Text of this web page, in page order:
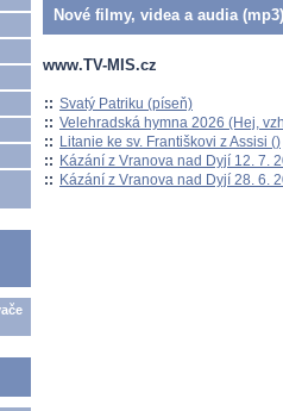
Nové filmy, videa a audia
www.TV-MIS.cz
:: Svatý Patriku (píseň)
:: Velehradská hymna 2026 (Hej,
:: Litanie ke sv. Františkovi z Assisi ()
:: Kázání z Vranova nad Dyjí 12. 7.
:: Kázání z Vranova nad Dyjí 28. 6.